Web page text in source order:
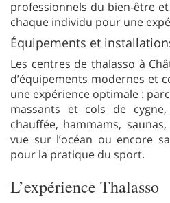
professionnels du bien-être
chaque individu pour une
Équipements et
Les centres de thalasso à
d’équipements modernes et
une expérience optimale :
massants et cols de
chauffée, hammams,
vue sur l’océan ou encore
pour la pratique du sport.
L’expérience Thalasso